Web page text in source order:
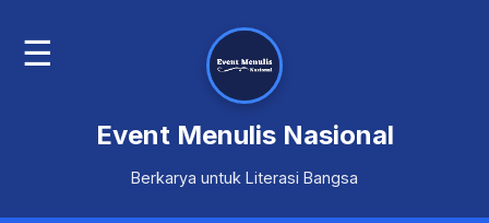
☰
Event Menulis Nasional
Berkarya untuk Literasi Bangsa